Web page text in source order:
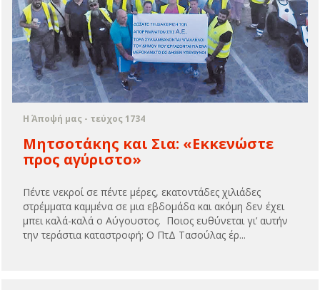
Η Άποψή μας - τεύχος 1734
Μητσοτάκης και Σια: «Εκκενώστε
προς αγύριστο»
Πέντε νεκροί σε πέντε μέρες, εκατοντάδες χιλιάδες
στρέμματα καμμένα σε μια εβδομάδα και ακόμη δεν έχει
μπει καλά-καλά ο Αύγουστος. Ποιος ευθύνεται γι’ αυτήν
την τεράστια καταστροφή; Ο ΠτΔ Τασούλας έρ...